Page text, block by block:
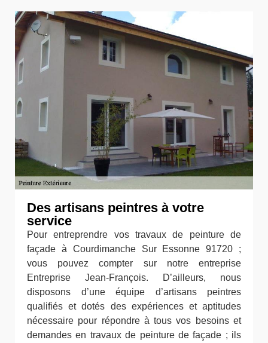
Des artisans peintres à votre
service
Pour entreprendre vos travaux de peinture de
façade à Courdimanche Sur Essonne 91720 ;
vous pouvez compter sur notre entreprise
Entreprise Jean-François. D’ailleurs, nous
disposons d’une équipe d’artisans peintres
qualifiés et dotés des expériences et aptitudes
nécessaire pour répondre à tous vos besoins et
demandes en travaux de peinture de façade ; ils